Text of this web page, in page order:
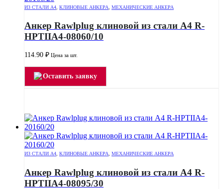
ИЗ СТАЛИ А4 КЛИНОВЫЕ АНКЕРА МЕХАНИЧЕСКИЕ АНКЕРА
Анкер Rawlplug клиновой из стали А4 R-
HPTIIA4-08060/10
114.90 ₽ Цена за шт.
Оставить заявку
ИЗ СТАЛИ А4 КЛИНОВЫЕ АНКЕРА МЕХАНИЧЕСКИЕ АНКЕРА
Анкер Rawlplug клиновой из стали А4 R-
HPTIIA4-08095/30